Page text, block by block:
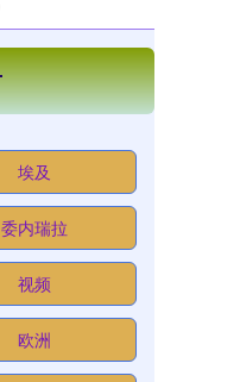
埃及
委内瑞拉
视频
欧洲